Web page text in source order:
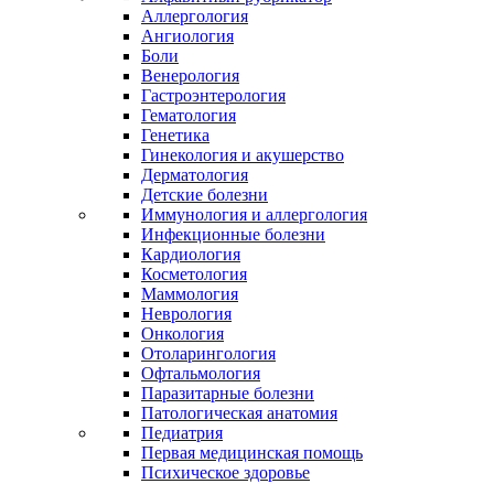
Аллергология
Ангиология
Боли
Венерология
Гастроэнтерология
Гематология
Генетика
Гинекология и акушерство
Дерматология
Детские болезни
Иммунология и аллергология
Инфекционные болезни
Кардиология
Косметология
Маммология
Неврология
Онкология
Отоларингология
Офтальмология
Паразитарные болезни
Патологическая анатомия
Педиатрия
Первая медицинская помощь
Психическое здоровье